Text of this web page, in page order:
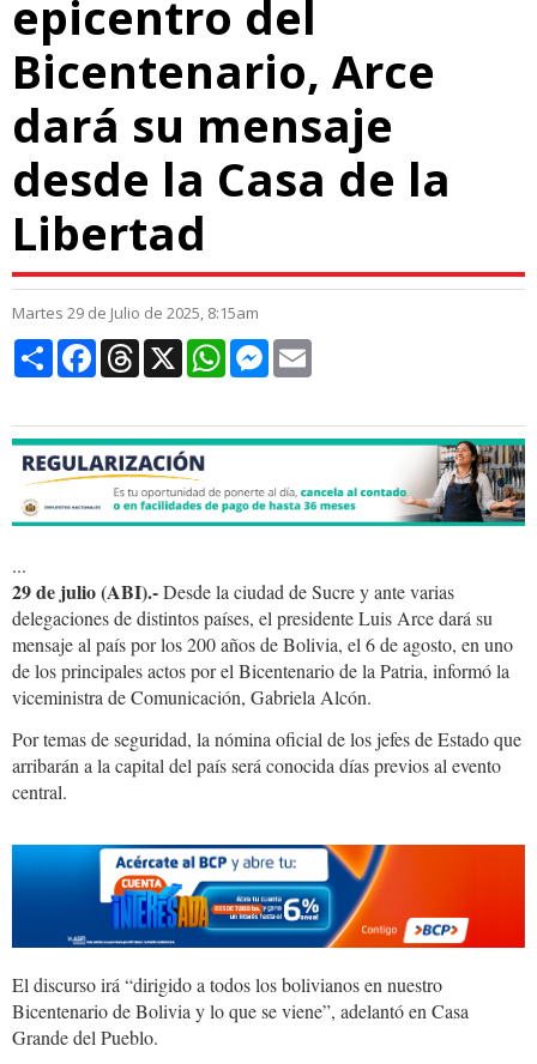
epicentro del
Bicentenario, Arce
dará su mensaje
desde la Casa de la
Libertad
Martes 29 de Julio de 2025, 8:15am
CompartirFacebookThreads
X WhatsAppMessenger
...
29 de julio (ABI).-Desde la ciudad de Sucre y ante varias
delegaciones de distintos países, el presidente Luis Arce dará su
mensaje al país por los 200 años de Bolivia, el 6 de agosto, en uno
de los principales actos por el Bicentenario de la Patria, informó la
viceministra de Comunicación, Gabriela Alcón.
Por temas de seguridad, la nómina oficial de los jefes de Estado que
arribarán a la capital del país será conocida días previos al evento
central.
El discurso irá “dirigido a todos los bolivianos en nuestro
Bicentenario de Bolivia y lo que se viene”, adelantó en Casa
Grande del Pueblo.